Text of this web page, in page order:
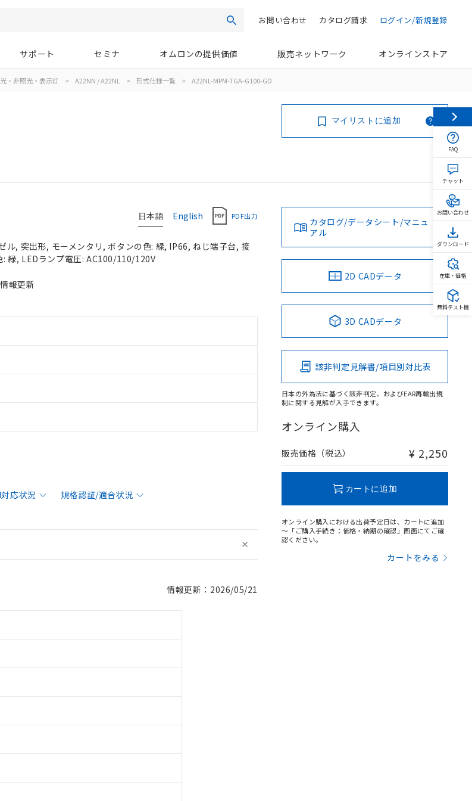
検索 ログイン/新規登録
カタログ請求
お問い合わせ
サポート セミナ オムロンの提供価値 販売ネットワーク オンラインストア
・非照光・表示灯 > A22NN / A22NL > 形式仕様一覧 > A22NL-MPM-TGA-G100-GD
マイリストに追加
日本語 English PDF出力
, 突出形, モーメンタリ, ボタンの色: 緑, IP66, ねじ端子台, 接
緑, LEDランプ電圧: AC100/110/120V
報更新
応状況 規格認証/適合状況
情報更新：2026/05/21
カタログ/データシート/マニュ
アル
2D CADデータ
3D CADデータ
該非判定見解書/項目別対比表
日本の外為法に基づく該非判定、およびEAR再輸出規
制に関する見解が入手できます。
オンライン購入
販売価格（税込） ¥ 2,250
カートに追加
オンライン購入における出荷予定日は、カートに追加
～「ご購入手続き：価格・納期の確認」画面にてご確
認ください。
カートをみる
FAQ
チャット
お問い合わせ
ダウンロード
在庫・価格
無料テスト機